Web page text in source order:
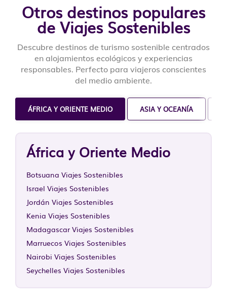
Otros destinos populares
de Viajes Sostenibles
Descubre destinos de turismo sostenible centrados
en alojamientos ecológicos y experiencias
responsables. Perfecto para viajeros conscientes
del medio ambiente.
ÁFRICA Y ORIENTE MEDIO ASIA Y OCEANÍA
África y Oriente Medio
Botsuana Viajes Sostenibles
Israel Viajes Sostenibles
Jordán Viajes Sostenibles
Kenia Viajes Sostenibles
Madagascar Viajes Sostenibles
Marruecos Viajes Sostenibles
Nairobi Viajes Sostenibles
Seychelles Viajes Sostenibles